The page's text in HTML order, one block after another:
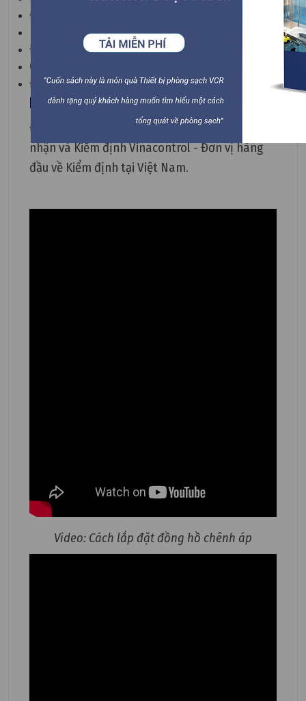
Đầu nối ren NPT 1/8
Khối NPT 1/8
Đinh nhỏ
Chân cao su
Đinh dài
Kiểm định
Đồng hồ được kiểm định tại Trung tâm Chứng
nhận và Kiểm định Vinacontrol - Đơn vị hàng
đầu về Kiểm định tại Việt Nam.
Video: Cách lắp đặt đồng hồ chênh áp